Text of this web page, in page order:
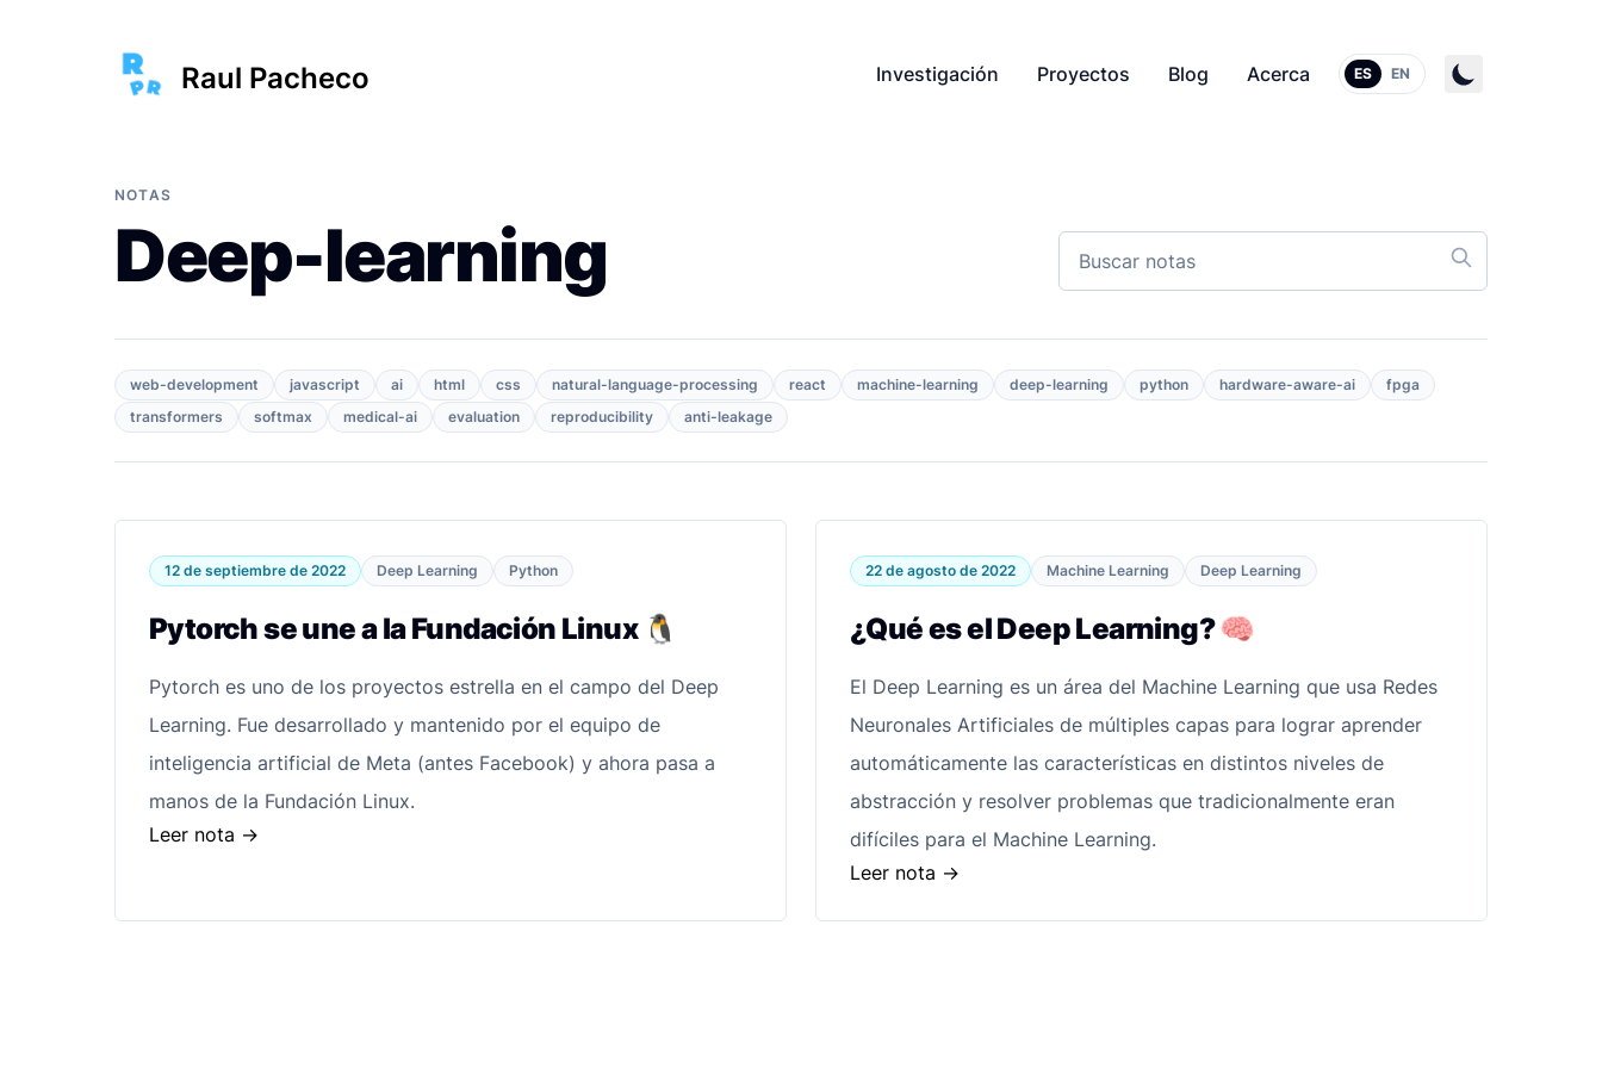
Raul Pacheco Investigación Proyectos Blog Acerca ES EN
NOTAS
Deep-learning
web-development javascript ai html css natural-language-processing react machine-learning deep-learning python hardware-aware-ai
fpga
transformers
softmax medical-ai evaluation reproducibility anti-leakage
12 de septiembre de 2022 Deep Learning Python
Pytorch se une a la Fundación Linux 🐧
Pytorch es uno de los proyectos estrella en el campo del Deep
Learning. Fue desarrollado y mantenido por el equipo de
inteligencia artificial de Meta (antes Facebook) y ahora pasa a
manos de la Fundación Linux.
Leer nota ->
22 de agosto de 2022 Machine Learning Deep Learning
¿Qué es el Deep Learning? 🧠
El Deep Learning es un área del Machine Learning que usa Redes
Neuronales Artificiales de múltiples capas para lograr aprender
automáticamente las características en distintos niveles de
abstracción y resolver problemas que tradicionalmente eran
difíciles para el Machine Learning.
Leer nota ->